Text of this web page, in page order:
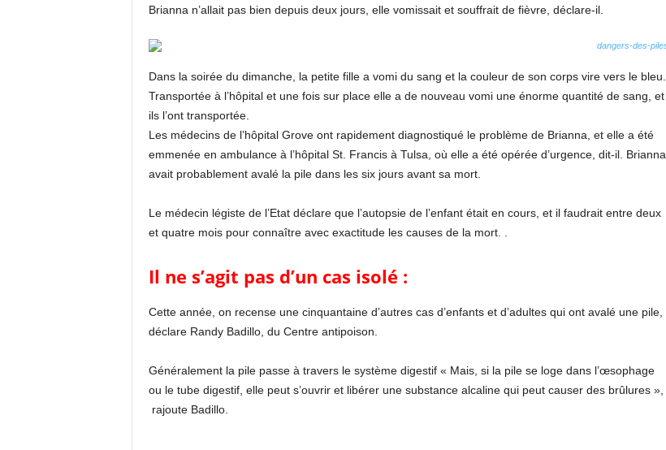
Brianna n’allait pas bien depuis deux jours, elle vomissait et souffrait de fièvre, déclare-il.
Dans la soirée du dimanche, la petite fille a vomi du sang et la couleur de son corps vire vers le bleu.
Transportée à l’hôpital et une fois sur place elle a de nouveau vomi une énorme quantité de sang, et
ils l’ont transportée.
Les médecins de l’hôpital Grove ont rapidement diagnostiqué le problème de Brianna, et elle a été
emmenée en ambulance à l’hôpital St. Francis à Tulsa, où elle a été opérée d’urgence, dit-il. Brianna
avait probablement avalé la pile dans les six jours avant sa mort.
Le médecin légiste de l’Etat déclare que l’autopsie de l’enfant était en cours, et il faudrait entre deux
et quatre mois pour connaître avec exactitude les causes de la mort. .
Il ne s’agit pas d’un cas isolé :
Cette année, on recense une cinquantaine d’autres cas d’enfants et d’adultes qui ont avalé une pile,
déclare Randy Badillo, du Centre antipoison.
Généralement la pile passe à travers le système digestif « Mais, si la pile se loge dans l’œsophage
ou le tube digestif, elle peut s’ouvrir et libérer une substance alcaline qui peut causer des brûlures »,
rajoute Badillo.